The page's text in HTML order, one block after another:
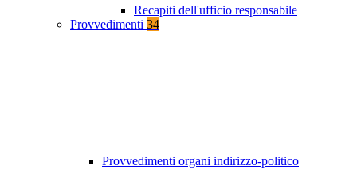
Recapiti dell'ufficio responsabile
Provvedimenti 34
Provvedimenti organi indirizzo-politico